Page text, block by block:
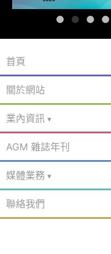
首頁
關於網站
業內資訊
AGM 雜誌年刊
媒體業務
聯絡我們